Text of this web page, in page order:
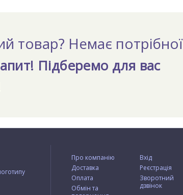
товар? Немає потрібної
Підберемо для вас
Про компанію
Доставка
Оплата
Обмін та
Вхід
Реєстрація
Зворотний
дзвінок